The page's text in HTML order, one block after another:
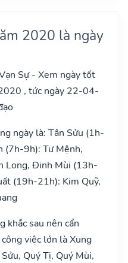
2020 là ngày
Sự - Xem ngày tốt
, tức ngày 22-04-
ngày là: Tân Sửu (1h-
(7h-9h): Tư Mệnh,
Long, Đinh Mùi (13h-
(19h-21h): Kim Quỹ,
khắc sau nên cẩn
việc lớn là Xung
Quý Tị, Quý Mùi,